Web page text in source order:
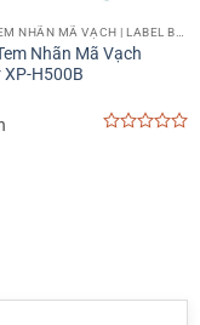
Nhãn Mã Vạch
H500B